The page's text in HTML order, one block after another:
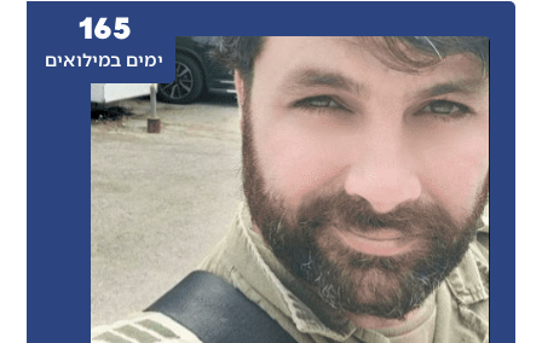
ימים במילואים
165